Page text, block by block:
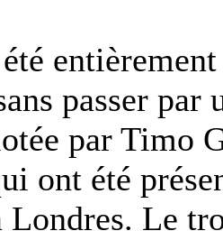
entièrement
passer par
par Timo
ont été
Londres. Le